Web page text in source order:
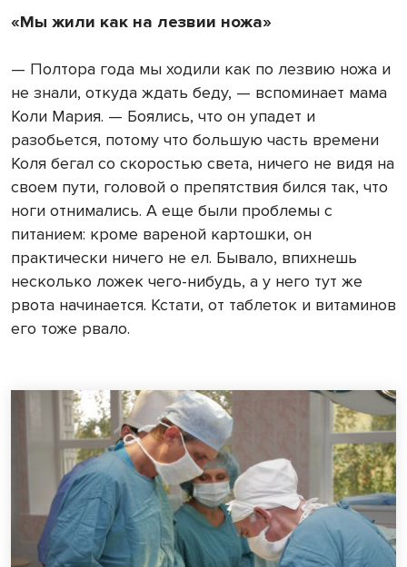
«Мы жили как на лезвии ножа»
— Полтора года мы ходили как по лезвию ножа и
не знали, откуда ждать беду, — вспоминает мама
Коли Мария. — Боялись, что он упадет и
разобьется, потому что большую часть времени
Коля бегал со скоростью света, ничего не видя на
своем пути, головой о препятствия бился так, что
ноги отнимались. А еще были проблемы с
питанием: кроме вареной картошки, он
практически ничего не ел. Бывало, впихнешь
несколько ложек чего-нибудь, а у него тут же
рвота начинается. Кстати, от таблеток и витаминов
его тоже рвало.